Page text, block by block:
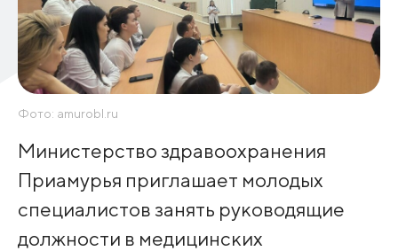
Фото: amurobl.ru
Министерство здравоохранения
Приамурья приглашает молодых
специалистов занять руководящие
должности в медицинских